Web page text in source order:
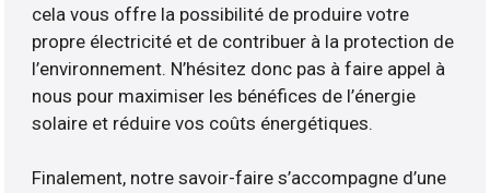
cela vous offre la possibilité de produire votre
propre électricité et de contribuer à la protection de
l’environnement. N’hésitez donc pas à faire appel à
nous pour maximiser les bénéfices de l’énergie
solaire et réduire vos coûts énergétiques.
Finalement, notre savoir-faire s’accompagne d’une